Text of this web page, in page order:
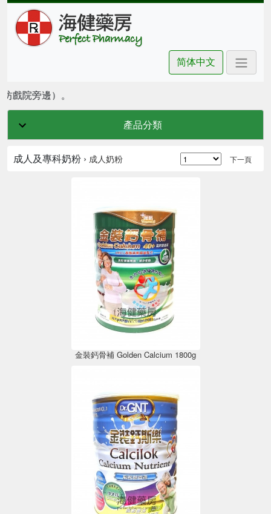
简体中文
院旁邊）。
產品分類
成人及專科奶粉 › 成人奶粉 下一頁
金裝鈣骨補 Golden Calcium 1800g